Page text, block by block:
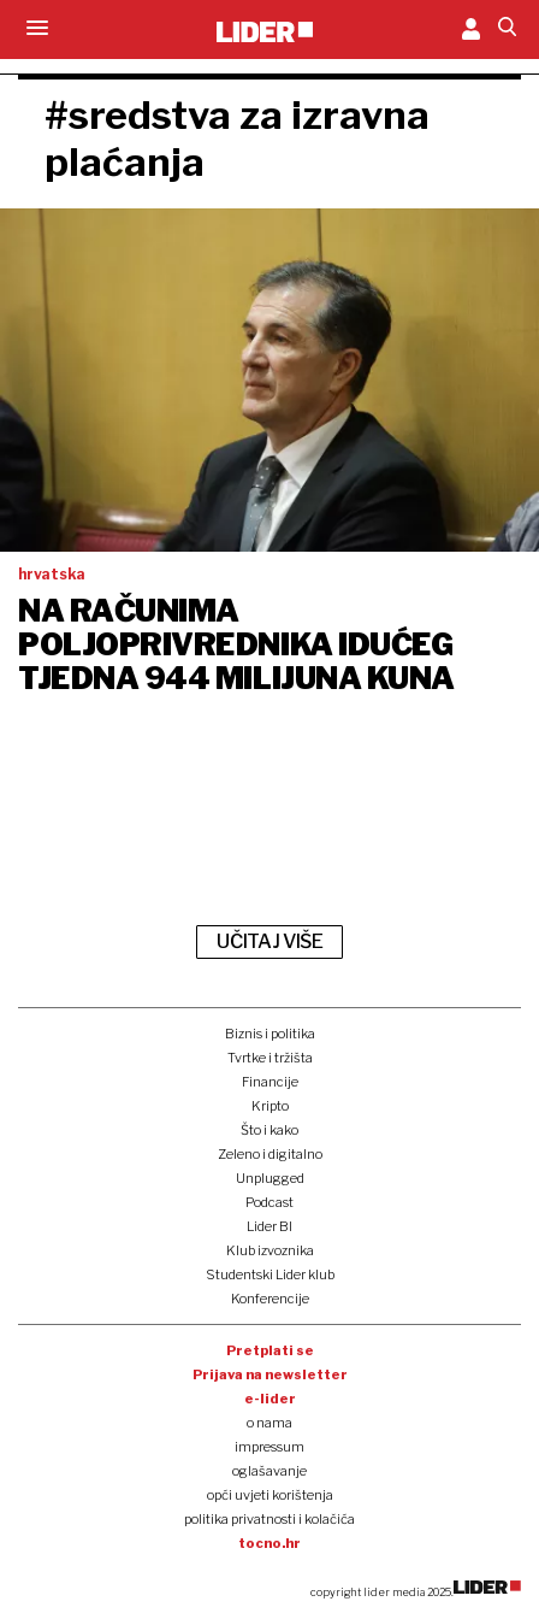
#sredstva za izravna
plaćanja
hrvatska
NA RAČUNIMA
POLJOPRIVREDNIKA IDUĆEG
TJEDNA 944 MILIJUNA KUNA
UČITAJ VIŠE
Biznis i politika
Tvrtke i tržišta
Financije
Kripto
Što i kako
Zeleno i digitalno
Unplugged
Podcast
Lider BI
Klub izvoznika
Studentski Lider klub
Konferencije
Pretplati se
Prijava na newsletter
e-lider
o nama
impressum
oglašavanje
opći uvjeti korištenja
politika privatnosti i kolačića
tocno.hr
copyright lider media 2025.